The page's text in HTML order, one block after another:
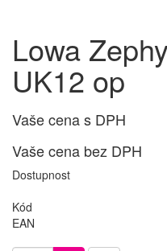
Lowa
UK12 op
Vaše cena s DPH
Vaše cena bez DPH
Dostupnost
Kód
EAN